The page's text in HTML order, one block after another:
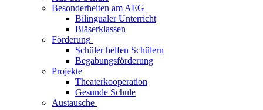
Besonderheiten am AEG
Bilingualer Unterricht
Bläserklassen
Förderung
Schüler helfen Schülern
Begabungsförderung
Projekte
Theaterkooperation
Gesunde Schule
Austausche